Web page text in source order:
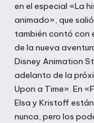
en el especial «La
animado», que
también contó con
de la nueva
Disney Animation
adelanto de la
Upon a Time». En
Elsa y Kristoff
nunca, pero los